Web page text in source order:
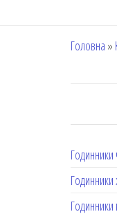
Головна »
Годинники
Годинники
Годинники